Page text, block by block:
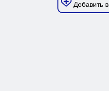
Добавить в